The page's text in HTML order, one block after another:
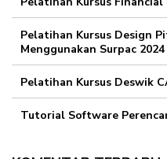
Pelatihan Kursus Design
Menggunakan Surpac 2024
Pelatihan Kursus Deswik
Tutorial Software